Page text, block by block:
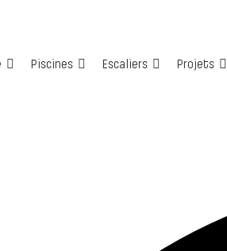
Piscines Escaliers Projets